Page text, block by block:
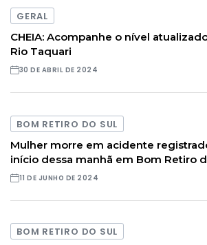
GERAL
CHEIA: Acompanhe o nível
Rio Taquari
30 DE ABRIL DE 2024
BOM RETIRO DO SUL
Mulher morre em acidente
início dessa manhã em Bom Retiro
11 DE JUNHO DE 2024
BOM RETIRO DO SUL